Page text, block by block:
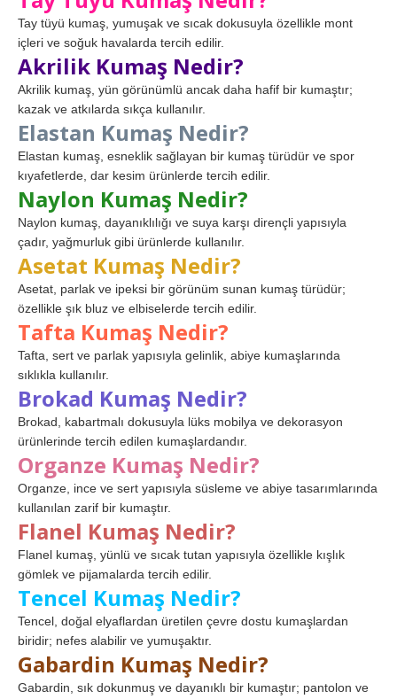
Tay tüyü kumaş, yumuşak ve sıcak dokusuyla özellikle mont
içleri ve soğuk havalarda tercih edilir.
Akrilik Kumaş Nedir?
Akrilik kumaş, yün görünümlü ancak daha hafif bir kumaştır;
kazak ve atkılarda sıkça kullanılır.
Elastan Kumaş Nedir?
Elastan kumaş, esneklik sağlayan bir kumaş türüdür ve spor
kıyafetlerde, dar kesim ürünlerde tercih edilir.
Naylon Kumaş Nedir?
Naylon kumaş, dayanıklılığı ve suya karşı dirençli yapısıyla
çadır, yağmurluk gibi ürünlerde kullanılır.
Asetat Kumaş Nedir?
Asetat, parlak ve ipeksi bir görünüm sunan kumaş türüdür;
özellikle şık bluz ve elbiselerde tercih edilir.
Tafta Kumaş Nedir?
Tafta, sert ve parlak yapısıyla gelinlik, abiye kumaşlarında
sıklıkla kullanılır.
Brokad Kumaş Nedir?
Brokad, kabartmalı dokusuyla lüks mobilya ve dekorasyon
ürünlerinde tercih edilen kumaşlardandır.
Organze Kumaş Nedir?
Organze, ince ve sert yapısıyla süsleme ve abiye tasarımlarında
kullanılan zarif bir kumaştır.
Flanel Kumaş Nedir?
Flanel kumaş, yünlü ve sıcak tutan yapısıyla özellikle kışlık
gömlek ve pijamalarda tercih edilir.
Tencel Kumaş Nedir?
Tencel, doğal elyaflardan üretilen çevre dostu kumaşlardan
biridir; nefes alabilir ve yumuşaktır.
Gabardin Kumaş Nedir?
Gabardin, sık dokunmuş ve dayanıklı bir kumaştır; pantolon ve